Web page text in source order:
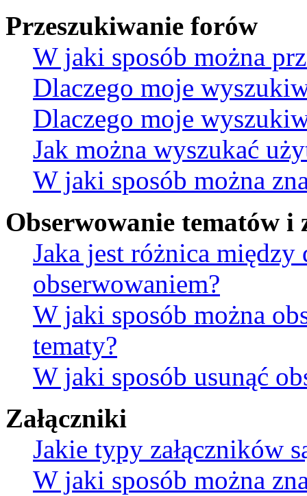
Przeszukiwanie forów
W jaki sposób można
Dlaczego moje
Dlaczego moje
Jak można wyszukać
W jaki sposób można
Obserwowanie tematów i
Jaka jest różnica między
obserwowaniem?
W jaki sposób można
tematy?
W jaki sposób usunąć
Załączniki
Jakie typy załączników
W jaki sposób można